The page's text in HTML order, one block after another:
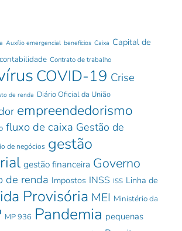
Auxílio emergencial benefícios Caixa Capital de
contabilidade Contrato de trabalho
COVID-19 Crise
de renda Diário Oficial da União
empreendedorismo
fluxo de caixa Gestão de
de negócios gestão
gestão financeira Governo
de renda Impostos INSS ISS Linha de
Provisória MEI Ministério da
MP 936 Pandemia pequenas